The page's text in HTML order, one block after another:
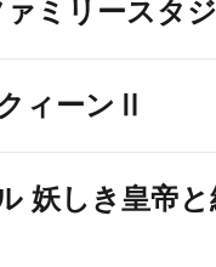
ミリースタ
ィーンⅡ
妖しき皇帝